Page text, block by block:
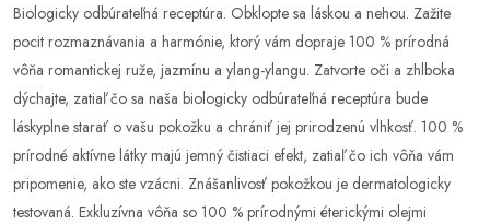
Biologicky odbúrateľná receptúra. Obklopte sa láskou a nehou. Zažite
pocit rozmaznávania a harmónie, ktorý vám dopraje 100 % prírodná
vôňa romantickej ruže, jazmínu a ylang-ylangu. Zatvorte oči a zhlboka
dýchajte, zatiaľ čo sa naša biologicky odbúrateľná receptúra bude
láskyplne starať o vašu pokožku a chrániť jej prirodzenú vlhkosť. 100 %
prírodné aktívne látky majú jemný čistiaci efekt, zatiaľ čo ich vôňa vám
pripomenie, ako ste vzácni. Znášanlivosť pokožkou je dermatologicky
testovaná. Exkluzívna vôňa so 100 % prírodnými éterickými olejmi